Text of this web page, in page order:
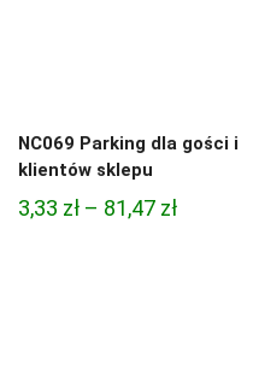
NC069 Parking dla gości i
klientów sklepu
3,33 zł – 81,47 złZakres